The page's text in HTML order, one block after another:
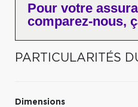
Pour votre
comparez-nous,
PARTICULARITÉS
Dimensions